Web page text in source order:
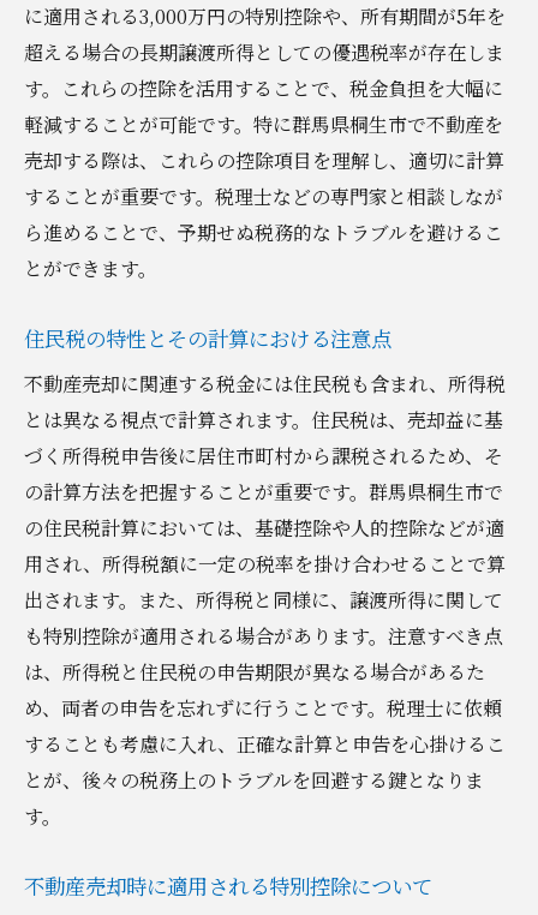
地域特有の税務相談窓口の活用
群馬県桐生市で不動産を売却する際に知ってお
くべき税金の基礎
売却価格と譲渡所得の関係性
短期保有と長期保有の税率比較
譲渡所得控除の条件と申請方法
相続不動産の売却における税金処理
確定申告における不動産売却の留意点
不動産売却をスムーズに行うための群馬県桐生
市の税金管理法
税金の支払いスケジュールと管理法
売却利益を最大化するための税金戦略
書類管理がもたらす税務上の利点
税金に関する地域の最新情報の取得方法
税金相談を効果的に行うための準備
不動産売却後の税務アフターケア
群馬県桐生市における不動産売却時の税金負担
を最小限に抑える方法
効果的な節税対策の実施手順
に適用される3,000万円の特別控除や、所有期間が5年を
超える場合の長期譲渡所得としての優遇税率が存在しま
す。これらの控除を活用することで、税金負担を大幅に
軽減することが可能です。特に群馬県桐生市で不動産を
売却する際は、これらの控除項目を理解し、適切に計算
することが重要です。税理士などの専門家と相談しなが
ら進めることで、予期せぬ税務的なトラブルを避けるこ
とができます。
住民税の特性とその計算における注意点
不動産売却に関連する税金には住民税も含まれ、所得税
とは異なる視点で計算されます。住民税は、売却益に基
づく所得税申告後に居住市町村から課税されるため、そ
の計算方法を把握することが重要です。群馬県桐生市で
の住民税計算においては、基礎控除や人的控除などが適
用され、所得税額に一定の税率を掛け合わせることで算
出されます。また、所得税と同様に、譲渡所得に関して
も特別控除が適用される場合があります。注意すべき点
は、所得税と住民税の申告期限が異なる場合があるた
め、両者の申告を忘れずに行うことです。税理士に依頼
することも考慮に入れ、正確な計算と申告を心掛けるこ
とが、後々の税務上のトラブルを回避する鍵となりま
す。
不動産売却時に適用される特別控除について